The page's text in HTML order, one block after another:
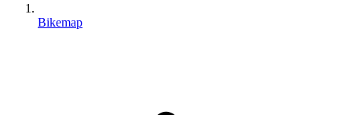
Bikemap